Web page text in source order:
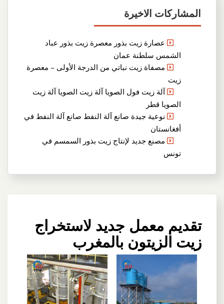
المشاركات الاخيرة
عصارة زيت بذور معصرة زيت بذور عباد
الشمس سلطنة عمان
مصفاة زيت نباتي من الدرجة الأولى – معصرة
زيت
آلة زيت فول الصويا آلة زيت الصويا آلة زيت
الصويا قطر
نوعية جيدة صانع آلة النفط صانع آلة النفط في
أفغانستان
مصنع جديد لإنتاج زيت بذور السمسم في
تونس
تقديم معمل جديد لاستخراج
زيت الزيتون بالمغرب